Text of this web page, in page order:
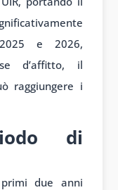
e 2026,
d’affitto, il
raggiungere i
di
due anni